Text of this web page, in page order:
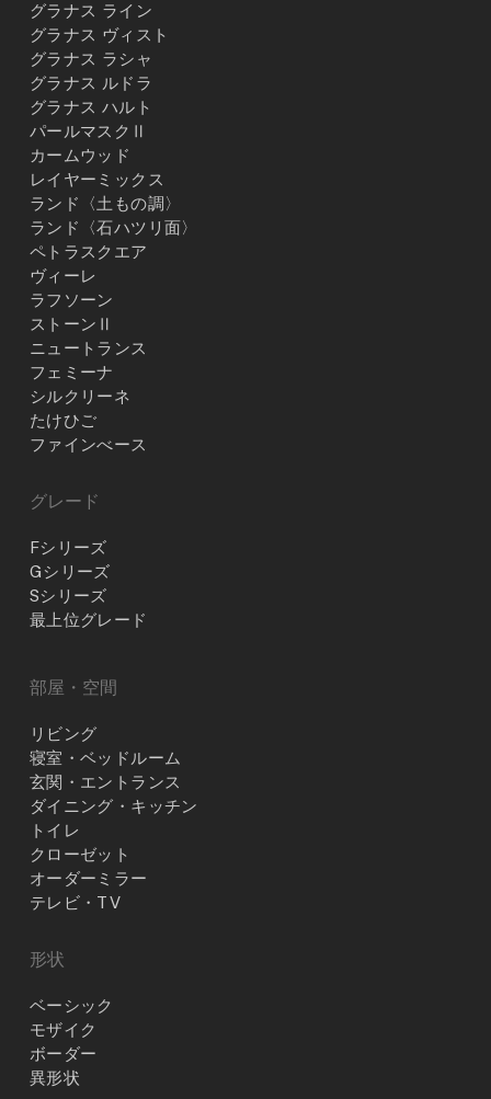
グラナス ライン
グラナス ヴィスト
グラナス ラシャ
グラナス ルドラ
グラナス ハルト
パールマスクⅡ
カームウッド
レイヤーミックス
ランド〈土もの調〉
ランド〈石ハツリ面〉
ペトラスクエア
ヴィーレ
ラフソーン
ストーンⅡ
ニュートランス
フェミーナ
シルクリーネ
たけひご
ファインべース
グレード
Fシリーズ
Gシリーズ
Sシリーズ
最上位グレード
部屋・空間
リビング
寝室・ベッドルーム
玄関・エントランス
ダイニング・キッチン
トイレ
クローゼット
オーダーミラー
テレビ・TV
形状
ベーシック
モザイク
ボーダー
異形状